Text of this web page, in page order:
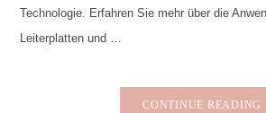
Technologie. Erfahren Sie mehr über die
Leiterplatten und …
CONTINUE READING